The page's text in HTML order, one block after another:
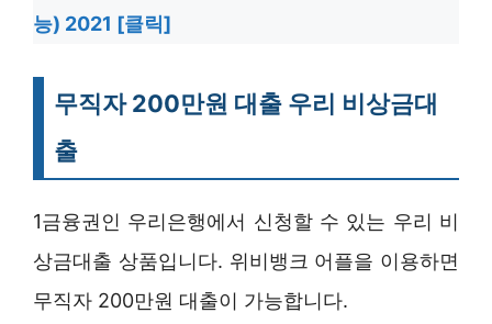
능) 2021 [클릭]
무직자 200만원 대출 우리 비상금대
출
1금융권인 우리은행에서 신청할 수 있는 우리 비
상금대출 상품입니다. 위비뱅크 어플을 이용하면
무직자 200만원 대출이 가능합니다.